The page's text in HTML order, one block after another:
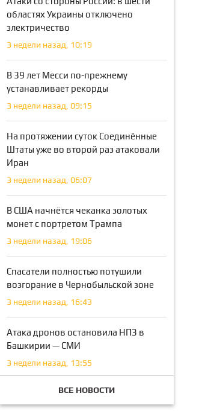
областях Украины отключено
электричество
3 недели назад, 10:19
В 39 лет Месси по-прежнему
устанавливает рекорды
3 недели назад, 09:15
На протяжении суток Соединённые
Штаты уже во второй раз атаковали
Иран
3 недели назад, 06:07
В США начнётся чеканка золотых
монет с портретом Трампа
3 недели назад, 19:06
Спасатели полностью потушили
возгорание в Чернобыльской зоне
3 недели назад, 16:43
Атака дронов остановила НПЗ в
Башкирии — СМИ
3 недели назад, 13:55
ВСЕ НОВОСТИ